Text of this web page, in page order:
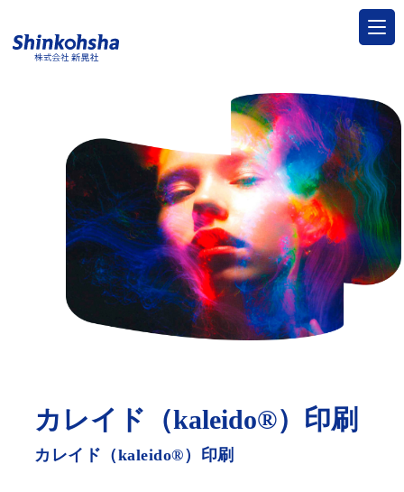
サービス
印刷する
特殊加工・特殊印刷
製本する
製本・折り加工
グッズを作る
制作事例
会社案内
お役立ちコンテンツ
お知らせ
カレイド（kaleido®︎）印刷
カレイド（kaleido®︎）印刷